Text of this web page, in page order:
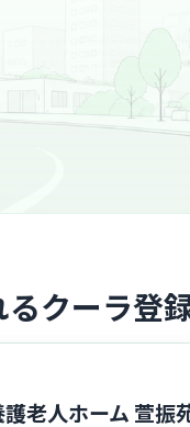
クーラ登
老人ホーム 萱振